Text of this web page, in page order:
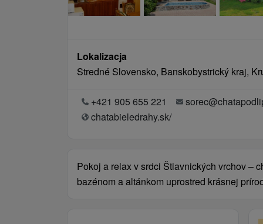
Lokalizacja
Stredné Slovensko, Banskobystrický kraj,
+421 905 655 221
chatabieledrahy.sk/
Pokoj a relax v srdci Štiavnických vrchov –
bazénom a altánkom uprostred krásnej